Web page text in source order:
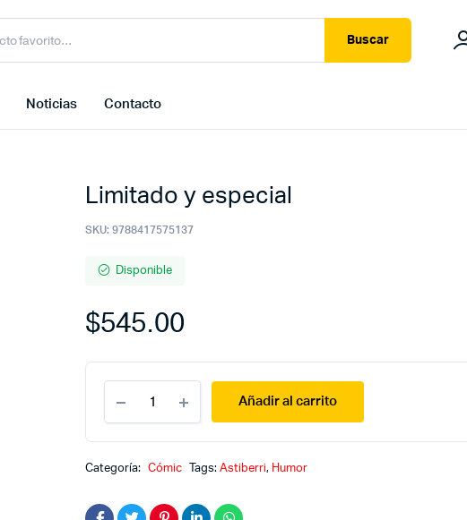
Buscar
Noticias Contacto
Limitado y especial
SKU: 9788417575137
Disponible
$545.00
especial
quantity
Añadir al carrito
Categoría: Cómic Tags:Astiberri, Humor